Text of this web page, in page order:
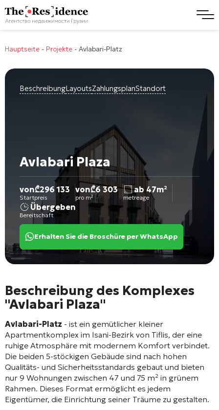
Hauptseite - Projekte - Avlabari-Platz
BeschreibungLayoutsZahlungsplanStandort
Avlabari Plaza
von₾296 133
Startpreis
von₾6 303
pro m²
ab 47m²
metreage
Übergeben
Bereitschaft
Erhalten Sie die Broschüre per WhatsApp
Beschreibung des Komplexes
"Avlabari Plaza"
Avlabari-Platz - ist ein gemütlicher kleiner
Apartmentkomplex im Isani-Bezirk von Tiflis, der eine
ruhige Atmosphäre mit modernem Komfort verbindet.
Die beiden 5-stöckigen Gebäude sind nach hohen
Qualitäts- und Sicherheitsstandards gebaut und bieten
nur 9 Wohnungen zwischen 47 und 75 m² in grünem
Rahmen. Dieses Format ermöglicht es jedem
Eigentümer, die Einrichtung seiner Träume zu gestalten.